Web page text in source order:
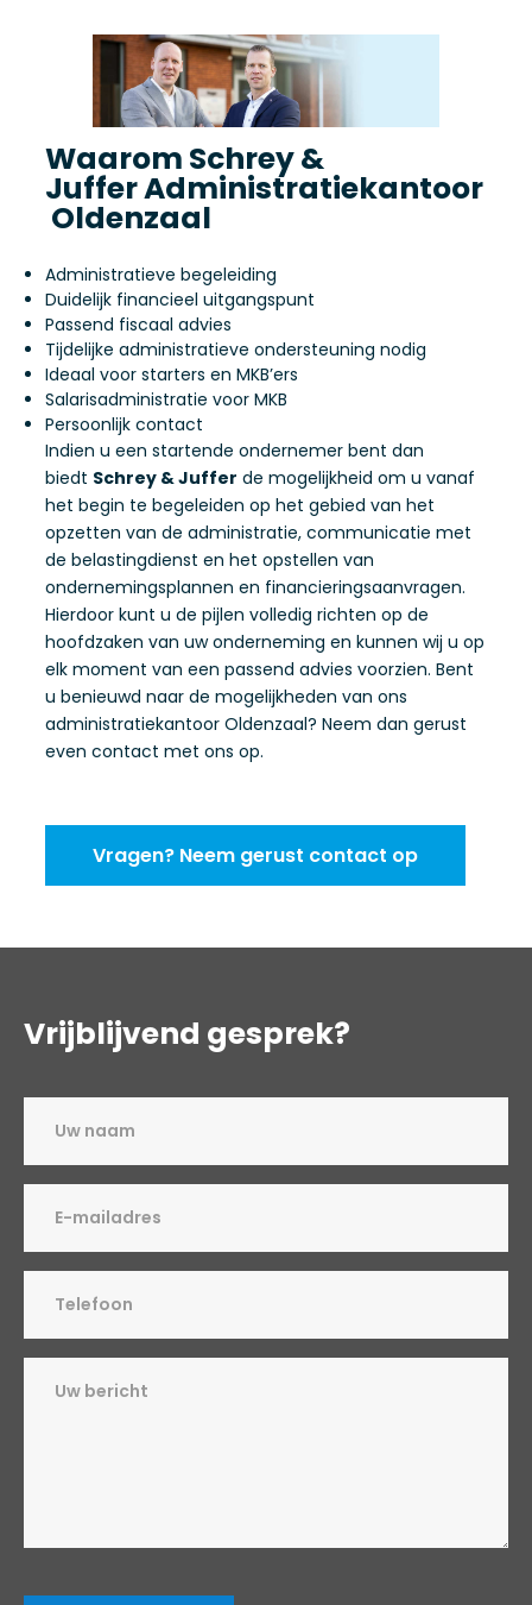
Waarom Schrey &
Juffer Administratiekantoor
Oldenzaal
Administratieve begeleiding
Duidelijk financieel uitgangspunt
Passend fiscaal advies
Tijdelijke administratieve ondersteuning nodig
Ideaal voor starters en MKB’ers
Salarisadministratie voor MKB
Persoonlijk contact
Indien u een startende ondernemer bent dan
biedt Schrey & Juffer de mogelijkheid om u vanaf
het begin te begeleiden op het gebied van het
opzetten van de administratie, communicatie met
de belastingdienst en het opstellen van
ondernemingsplannen en financieringsaanvragen.
Hierdoor kunt u de pijlen volledig richten op de
hoofdzaken van uw onderneming en kunnen wij u op
elk moment van een passend advies voorzien. Bent
u benieuwd naar de mogelijkheden van ons
administratiekantoor Oldenzaal? Neem dan gerust
even contact met ons op.
Vragen? Neem gerust contact op
Vrijblijvend gesprek?